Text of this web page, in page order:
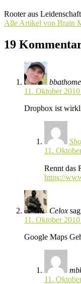
Rooter aus
Alle Artikel von Brain
19
bbathome
11. Oktober
Dropbox ist
11.
Rennt das
https://
Celox
11. Oktober
Google Maps
11.